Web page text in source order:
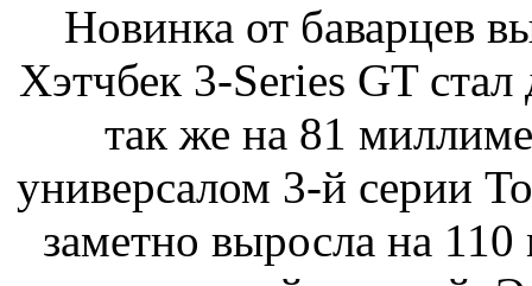
Новинка от баварцев
Хэтчбек 3-Series GT
так же на 81
универсалом 3-й серии
заметно выросла на